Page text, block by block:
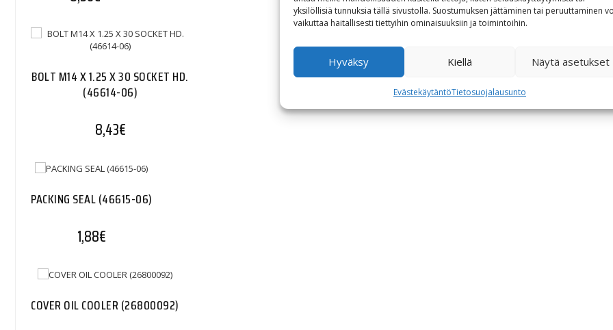
yksilöllisiä tunnuksia tällä sivustolla. Suostumuksen jättäminen tai peruuttaminen
vaikuttaa haitallisesti tiettyihin ominaisuuksiin ja toimintoihin.
Hyväksy Kiellä Näytä asetukset
EvästekäytäntöTietosuojalausunto
BOLT M14 X 1.25 X 30 SOCKET HD.
(46614-06)
8,43€
PACKING SEAL (46615-06)
1,88€
COVER OIL COOLER (26800092)